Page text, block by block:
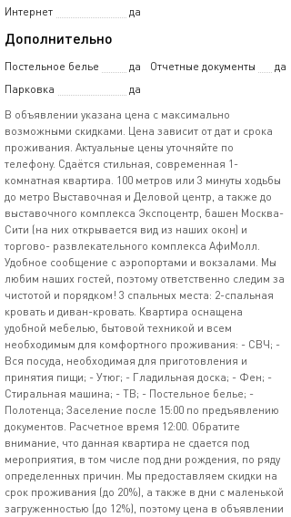
Интернет
да
Дополнительно
Постельное белье да Отчетные документы
да
Парковка
да
В объявлении указана цена с максимально
возможными скидками. Цена зависит от дат и срока
проживания. Актуальные цены уточняйте по
телефону. Сдаётся стильная, современная 1-
комнатная квартира. 100 метров или 3 минуты ходьбы
до метро Выставочная и Деловой центр, а также до
выставочного комплекса Экспоцентр, башен Москва-
Сити (на них открывается вид из наших окон) и
торгово- развлекательного комплекса АфиМолл.
Удобное сообщение с аэропортами и вокзалами. Мы
любим наших гостей, поэтому ответственно следим за
чистотой и порядком! 3 спальных места: 2-спальная
кровать и диван-кровать. Квартира оснащена
удобной мебелью, бытовой техникой и всем
необходимым для комфортного проживания: - СВЧ; -
Вся посуда, необходимая для приготовления и
принятия пищи; - Утюг; - Гладильная доска; - Фен; -
Стиральная машина; - ТВ; - Постельное белье; -
Полотенца; Заселение после 15:00 по предъявлению
документов. Расчетное время 12:00. Обратите
внимание, что данная квартира не сдается под
мероприятия, в том числе под дни рождения, по ряду
определенных причин. Мы предоставляем скидки на
срок проживания (до 20%), а также в дни с маленькой
загруженностью (до 12%), поэтому цена в объявлении